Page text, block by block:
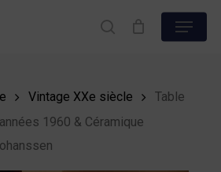
search
Menu
Vintage XXe siècle
Table
1960 & Céramique